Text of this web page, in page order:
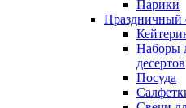
Парики
Праздничный
Наборы
десертов
Посуда